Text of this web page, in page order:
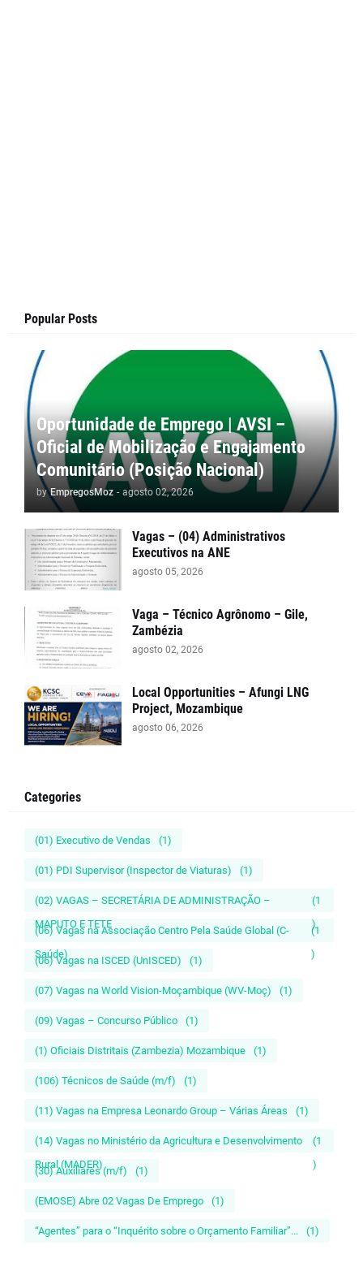
Popular Posts
Oportunidade de Emprego | AVSI –
Oficial de Mobilização e Engajamento
Comunitário (Posição Nacional)
by EmpregosMoz - agosto 02, 2026
Vagas – (04) Administrativos
Executivos na ANE
agosto 05, 2026
Vaga – Técnico Agrônomo – Gile,
Zambézia
agosto 02, 2026
Local Opportunities – Afungi LNG
Project, Mozambique
agosto 06, 2026
Categories
(01) Executivo de Vendas (1)
(01) PDI Supervisor (Inspector de Viaturas) (1)
(02) VAGAS – SECRETÁRIA DE ADMINISTRAÇÃO –
MAPUTO E TETE
(1
)
(06) Vagas na Associação Centro Pela Saúde Global (C-
Saúde)
(1
)
(06) Vagas na ISCED (UnISCED) (1)
(07) Vagas na World Vision-Moçambique (WV-Moç) (1)
(09) Vagas – Concurso Público (1)
(1) Oficiais Distritais (Zambezia) Mozambique (1)
(106) Técnicos de Saúde (m/f) (1)
(11) Vagas na Empresa Leonardo Group – Várias Áreas (1)
(14) Vagas no Ministério da Agricultura e Desenvolvimento
Rural (MADER)
(1
)
(30) Auxiliares (m/f) (1)
(EMOSE) Abre 02 Vagas De Emprego (1)
“Agentes” para o “Inquérito sobre o Orçamento Familiar”... (1)